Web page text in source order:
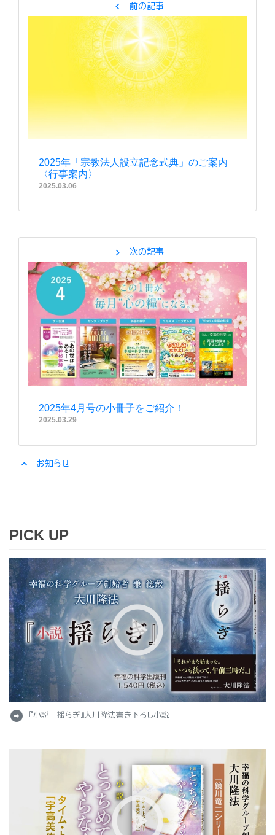
chevron_left 前の記事
2025年「宗教法人設立記念式典」のご案内
〈行事案内〉
2025.03.06
chevron_right 次の記事
2025年4月号の小冊子をご紹介！
2025.03.29
expand_less お知らせ
PICK UP
arrow_circle_right 『小説 揺らぎ』大川隆法書き下ろし小説